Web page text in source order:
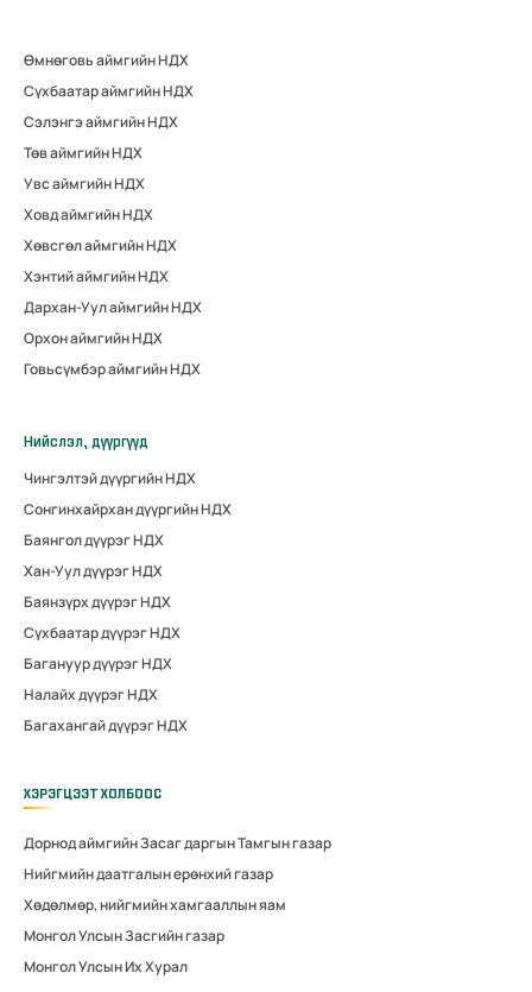
Өмнөговь аймгийн НДХ
Сүхбаатар аймгийн НДХ
Сэлэнгэ аймгийн НДХ
Төв аймгийн НДХ
Увс аймгийн НДХ
Ховд аймгийн НДХ
Хөвсгөл аймгийн НДХ
Хэнтий аймгийн НДХ
Дархан-Уул аймгийн НДХ
Орхон аймгийн НДХ
Говьсүмбэр аймгийн НДХ
Нийслэл, дүүргүүд
Чингэлтэй дүүргийн НДХ
Сонгинхайрхан дүүргийн НДХ
Баянгол дүүрэг НДХ
Хан-Уул дүүрэг НДХ
Баянзүрх дүүрэг НДХ
Сүхбаатар дүүрэг НДХ
Багануур дүүрэг НДХ
Налайх дүүрэг НДХ
Багахангай дүүрэг НДХ
ХЭРЭГЦЭЭТ ХОЛБООС
Дорнод аймгийн Засаг даргын Тамгын газар
Нийгмийн даатгалын ерөнхий газар
Хөдөлмөр, нийгмийн хамгааллын яам
Монгол Улсын Засгийн газар
Монгол Улсын Их Хурал